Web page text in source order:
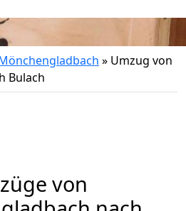
» Umzug von
Bulach
von